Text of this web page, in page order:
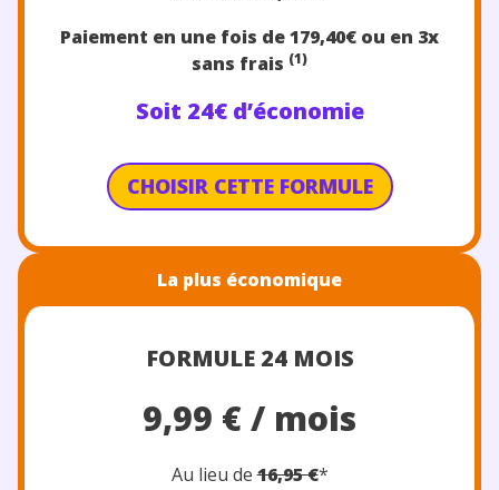
Paiement en une fois de 179,40€ ou en 3x
sans frais (1)
Soit 24€ d’économie
CHOISIR CETTE FORMULE
La plus économique
FORMULE 24 MOIS
9,99 € / mois
Au lieu de16,95 €*